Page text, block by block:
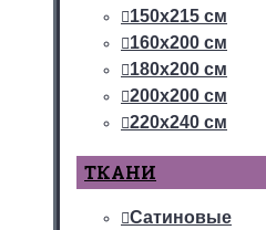
150х215 см
160х200 см
180х200 см
200х200 см
220х240 см
ТКАНИ
Сатиновые